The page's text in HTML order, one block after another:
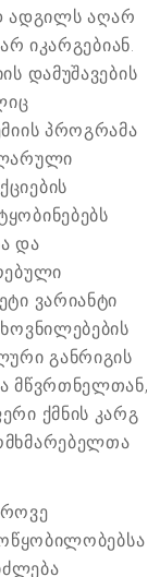
ადგილს აღარ
იკარგებიან.
დამუშავების
პროგრამა
და
ვარიანტი
განრიგის
მწვრთნელთან,
ქმნის კარგ